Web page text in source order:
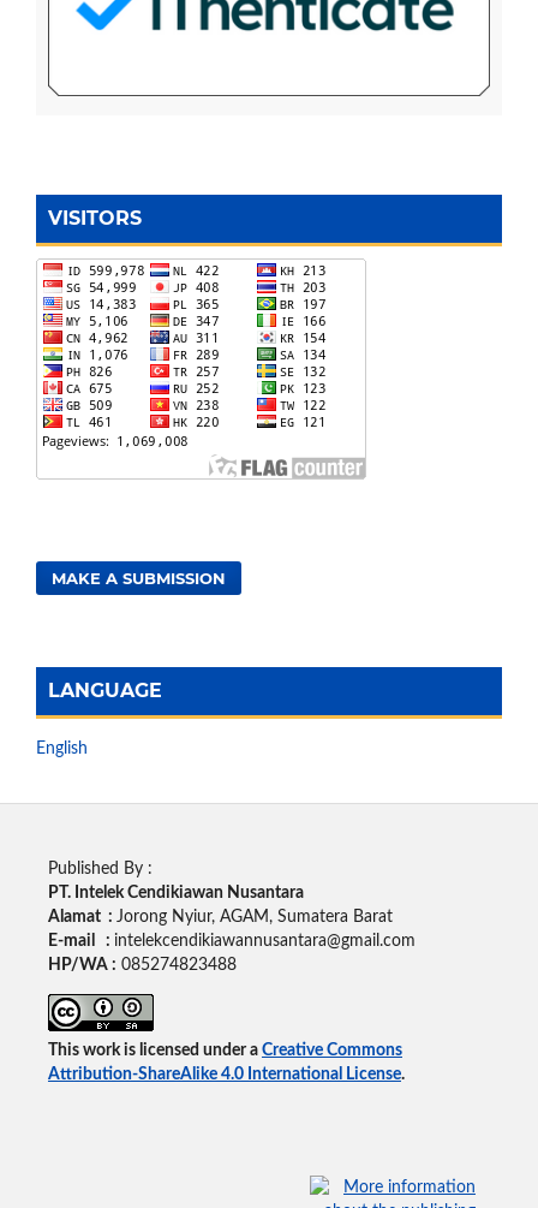
VISITORS
MAKE A SUBMISSION
LANGUAGE
English
Published By :
PT. Intelek Cendikiawan Nusantara
Alamat : Jorong Nyiur, AGAM, Sumatera Barat
E-mail : intelekcendikiawannusantara@gmail.com
HP/WA : 085274823488
This work is licensed under a Creative Commons
Attribution-ShareAlike 4.0 International License.